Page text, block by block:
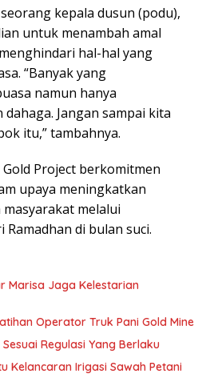
kepala dusun (podu),
untuk menambah amal
hal-hal yang
“Banyak yang
namun hanya
Jangan sampai kita
itu,” tambahnya.
Project berkomitmen
upaya meningkatkan
melalui
di bulan suci.
Marisa Jaga Kelestarian
Operator Truk Pani Gold Mine
Regulasi Yang Berlaku
Kelancaran Irigasi Sawah Petani